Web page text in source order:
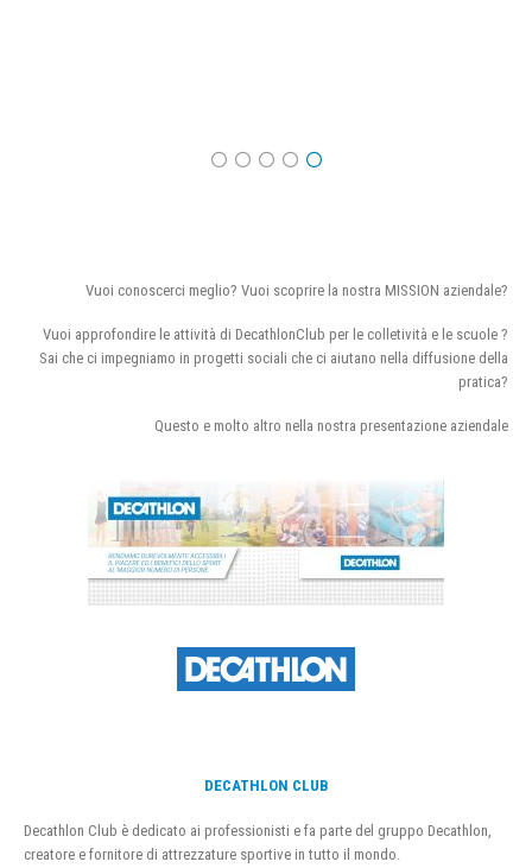
Vuoi conoscerci meglio? Vuoi scoprire la nostra MISSION aziendale?
Vuoi approfondire le attività di DecathlonClub per le colletività e le scuole ?
Sai che ci impegniamo in progetti sociali che ci aiutano nella diffusione della
pratica?
Questo e molto altro nella nostra presentazione aziendale
DECATHLON CLUB
Decathlon Club è dedicato ai professionisti e fa parte del gruppo Decathlon,
creatore e fornitore di attrezzature sportive in tutto il mondo.